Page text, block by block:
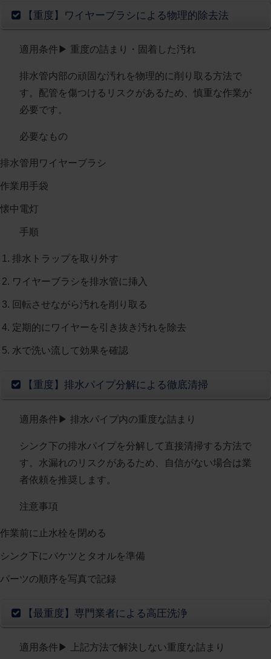
【重度】ワイヤーブラシによる物理的除去法
適用条件 ▶︎ 重度の詰まり・固着した汚れ
排水管内部の頑固な汚れを物理的に削り取る方法で
す。 配管を傷つけるリスクがあるため、慎重な作業が
必要です。
必要なもの
排水管用ワイヤーブラシ
作業用手袋
懐中電灯
手順
排水トラップを取り外す
ワイヤーブラシを排水管に挿入
回転させながら汚れを削り取る
定期的にワイヤーを引き抜き汚れを除去
水で洗い流して効果を確認
【重度】排水パイプ分解による徹底清掃
適用条件 ▶︎ 排水パイプ内の重度な詰まり
シンク下の排水パイプを分解して直接清掃する方法で
す。 水漏れのリスクがあるため、自信がない場合は業
者依頼を推奨 します。
注意事項
作業前に止水栓を閉める
シンク下にバケツとタオルを準備
パーツの順序を写真で記録
【最重度】専門業者による高圧洗浄
適用条件 ▶︎ 上記方法で解決しない重度な詰まり